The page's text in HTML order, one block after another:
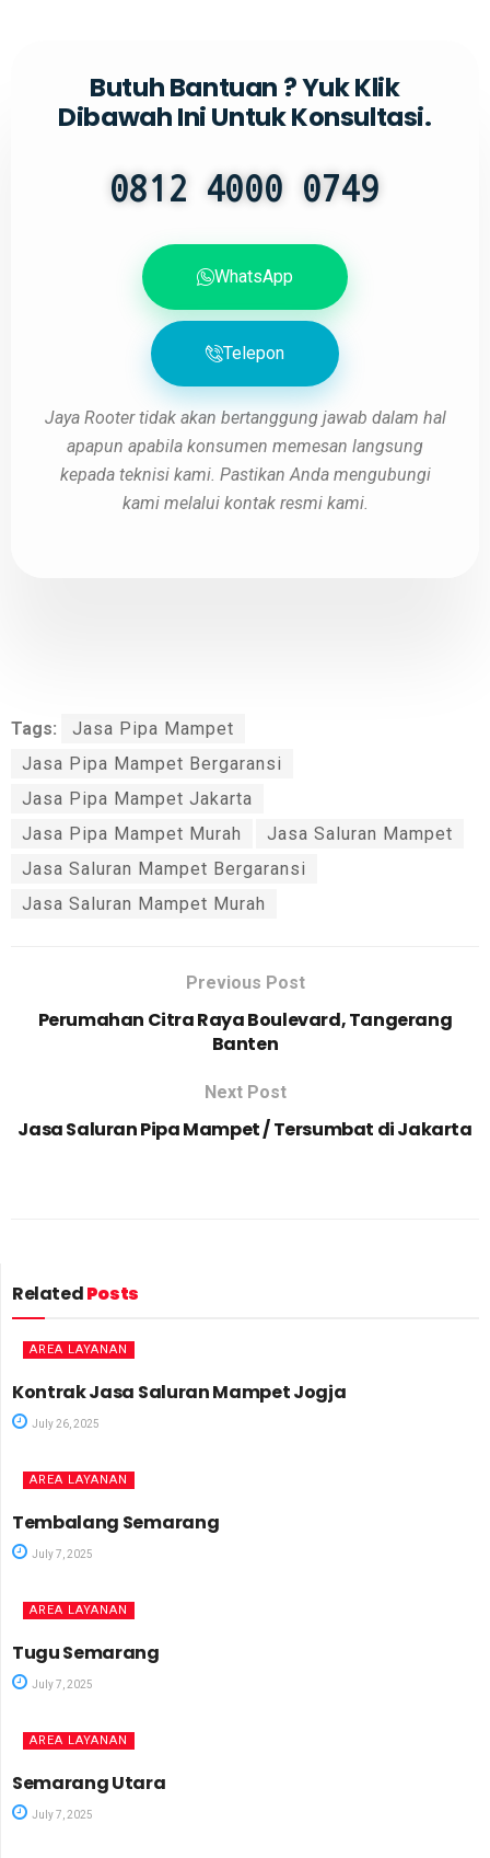
Butuh Bantuan ? Yuk Klik
Dibawah Ini Untuk Konsultasi.
0812 4000 0749
WhatsApp
Telepon
Jaya Rooter tidak akan bertanggung jawab dalam hal
apapun apabila konsumen memesan langsung
kepada teknisi kami. Pastikan Anda mengubungi
kami melalui kontak resmi kami.
Tags:
Jasa Pipa Mampet
Jasa Pipa Mampet Bergaransi
Jasa Pipa Mampet Jakarta
Jasa Pipa Mampet Murah
Jasa Saluran Mampet
Jasa Saluran Mampet Bergaransi
Jasa Saluran Mampet Murah
Previous Post
Perumahan Citra Raya Boulevard, Tangerang
Banten
Next Post
Jasa Saluran Pipa Mampet / Tersumbat di Jakarta
RelatedPosts
AREA LAYANAN
Kontrak Jasa Saluran Mampet Jogja
July 26, 2025
AREA LAYANAN
Tembalang Semarang
July 7, 2025
AREA LAYANAN
Tugu Semarang
July 7, 2025
AREA LAYANAN
Semarang Utara
July 7, 2025